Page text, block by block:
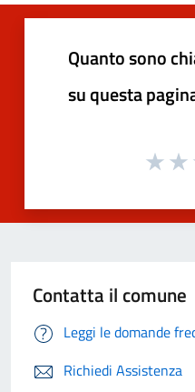
Quanto sono
su questa
Contatta il comune
Leggi le domande
Richiedi Assistenza